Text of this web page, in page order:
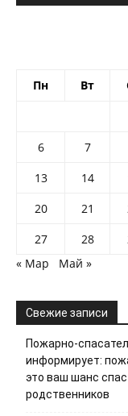
Пн Вт
6
7
13
14
20
21
27
28
« Мар
Май »
Свежие записи
Пожарно-
информирует:
это ваш шанс
родственников